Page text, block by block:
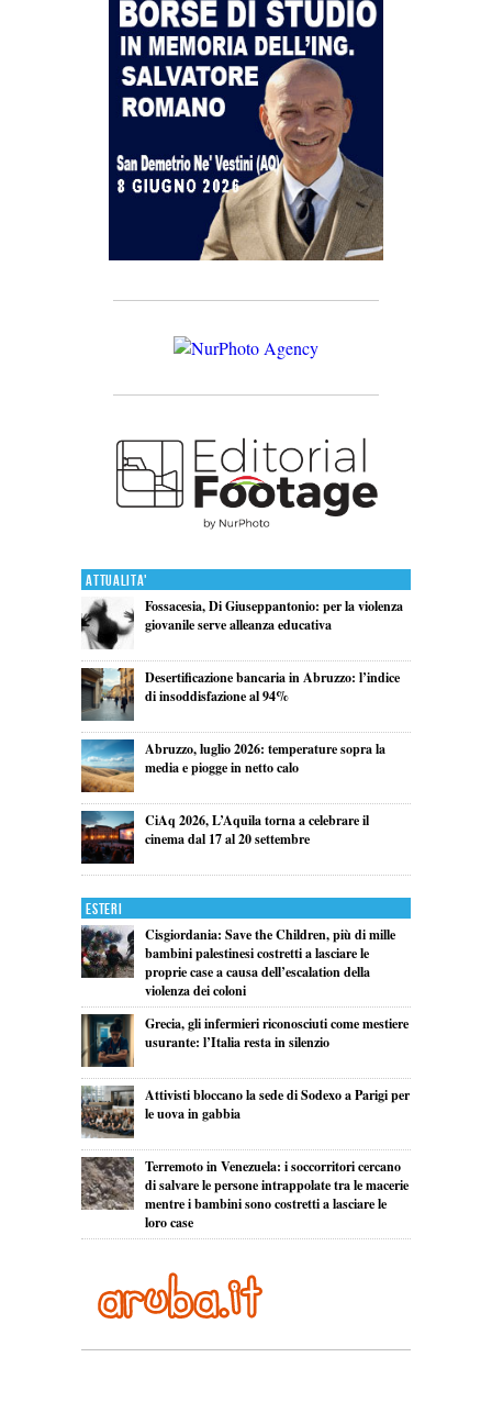
Attualita'
Fossacesia, Di Giuseppantonio: per la violenza
giovanile serve alleanza educativa
Desertificazione bancaria in Abruzzo: l’indice
di insoddisfazione al 94%
Abruzzo, luglio 2026: temperature sopra la
media e piogge in netto calo
CiAq 2026, L’Aquila torna a celebrare il
cinema dal 17 al 20 settembre
Esteri
Cisgiordania: Save the Children, più di mille
bambini palestinesi costretti a lasciare le
proprie case a causa dell’escalation della
violenza dei coloni
Grecia, gli infermieri riconosciuti come mestiere
usurante: l’Italia resta in silenzio
Attivisti bloccano la sede di Sodexo a Parigi per
le uova in gabbia
Terremoto in Venezuela: i soccorritori cercano
di salvare le persone intrappolate tra le macerie
mentre i bambini sono costretti a lasciare le
loro case